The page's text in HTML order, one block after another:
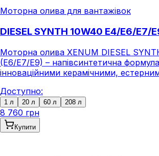
Моторна олива для вантажівок
DIESEL SYNTH 10W40 E4/E6/E7/
Моторна олива XENUM DIESEL
(E6/E7/E9) – напівсинтетична
інноваційними керамічними,
Доступно:
1 л 20 л 60 л 208 л
8 760 грн
Купити